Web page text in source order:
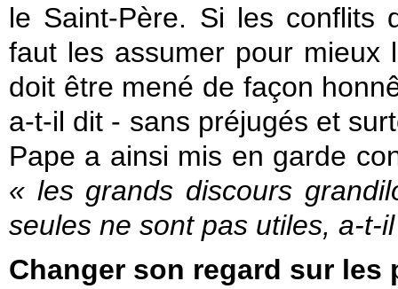
le Saint-Père. Si les conflits
faut les assumer pour mieux
doit être mené de façon
a-t-il dit - sans préjugés et
Pape a ainsi mis en garde
« les grands discours
seules ne sont pas utiles, a-t-
Changer son regard sur les